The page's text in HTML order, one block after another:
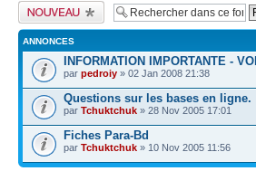
Publier un nouveau
sujet
ANNONCES
INFORMATION IMPORTANTE -
par pedroiy » 02 Jan 2008 21:38
Questions sur les bases en ligne.
par Tchuktchuk » 28 Nov 2005 17:01
Fiches Para-Bd
par Tchuktchuk » 10 Nov 2005 11:56